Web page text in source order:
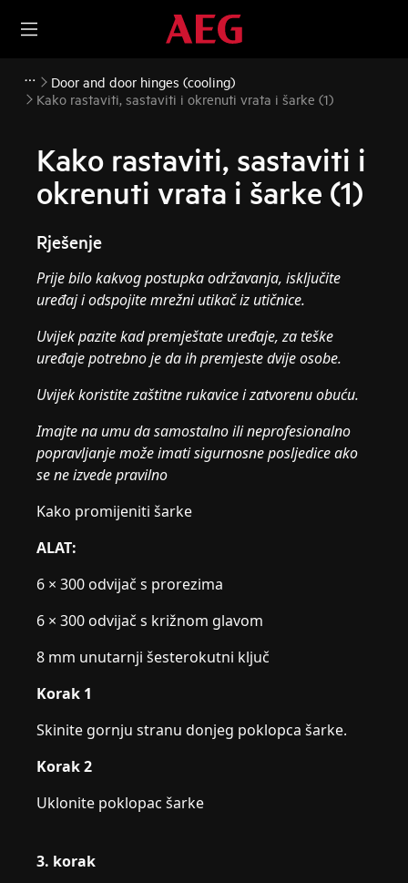
Door and door hinges (cooling)
Kako rastaviti, sastaviti i okrenuti vrata i šarke (1)
Kako rastaviti, sastaviti i
okrenuti vrata i šarke (1)
Rješenje
Prije bilo kakvog postupka održavanja, isključite
uređaj i odspojite mrežni utikač iz utičnice.
Uvijek pazite kad premještate uređaje, za teške
uređaje potrebno je da ih premjeste dvije osobe.
Uvijek koristite zaštitne rukavice i zatvorenu obuću.
Imajte na umu da samostalno ili neprofesionalno
popravljanje može imati sigurnosne posljedice ako
se ne izvede pravilno
Kako promijeniti šarke
ALAT:
6 × 300 odvijač s prorezima
6 × 300 odvijač s križnom glavom
8 mm unutarnji šesterokutni ključ
Korak 1
Skinite gornju stranu donjeg poklopca šarke.
Korak 2
Uklonite poklopac šarke
3. korak